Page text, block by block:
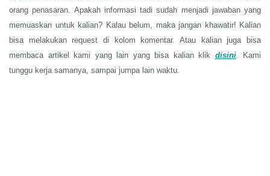
orang penasaran. Apakah informasi tadi sudah menjadi jawaban yang
memuaskan untuk kalian? Kalau belum, maka jangan khawatir! Kalian
bisa melakukan request di kolom komentar. Atau kalian juga bisa
membaca artikel kami yang lain yang bisa kalian klik disini.
Kami
tunggu kerja samanya, sampai jumpa lain waktu.